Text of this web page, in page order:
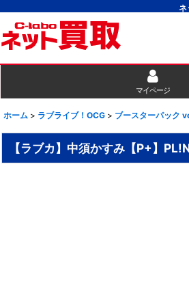
ネ
マイページ
ホーム > ラブライブ！OCG > ブースターパック
【ラブカ】中須かすみ【P+】